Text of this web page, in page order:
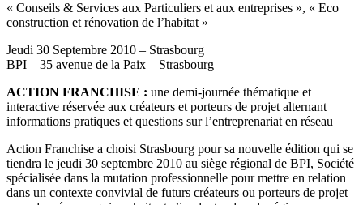
« Conseils & Services aux Particuliers et aux entreprises », « Eco
construction et rénovation de l’habitat »
Jeudi 30 Septembre 2010 – Strasbourg
BPI – 35 avenue de la Paix – Strasbourg
ACTION FRANCHISE : une demi-journée thématique et
interactive réservée aux créateurs et porteurs de projet alternant
informations pratiques et questions sur l’entreprenariat en réseau
Action Franchise a choisi Strasbourg pour sa nouvelle édition qui se
tiendra le jeudi 30 septembre 2010 au siège régional de BPI, Société
spécialisée dans la mutation professionnelle pour mettre en relation
dans un contexte convivial de futurs créateurs ou porteurs de projet